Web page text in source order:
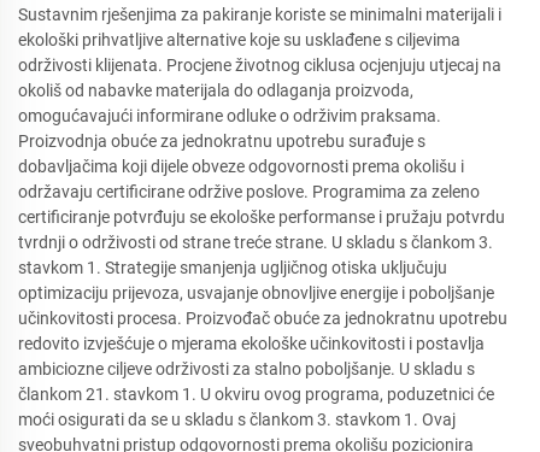
Sustavnim rješenjima za pakiranje koriste se minimalni materijali i
ekološki prihvatljive alternative koje su usklađene s ciljevima
održivosti klijenata. Procjene životnog ciklusa ocjenjuju utjecaj na
okoliš od nabavke materijala do odlaganja proizvoda,
omogućavajući informirane odluke o održivim praksama.
Proizvodnja obuće za jednokratnu upotrebu surađuje s
dobavljačima koji dijele obveze odgovornosti prema okolišu i
održavaju certificirane održive poslove. Programima za zeleno
certificiranje potvrđuju se ekološke performanse i pružaju potvrdu
tvrdnji o održivosti od strane treće strane. U skladu s člankom 3.
stavkom 1. Strategije smanjenja ugljičnog otiska uključuju
optimizaciju prijevoza, usvajanje obnovljive energije i poboljšanje
učinkovitosti procesa. Proizvođač obuće za jednokratnu upotrebu
redovito izvješćuje o mjerama ekološke učinkovitosti i postavlja
ambiciozne ciljeve održivosti za stalno poboljšanje. U skladu s
člankom 21. stavkom 1. U okviru ovog programa, poduzetnici će
moći osigurati da se u skladu s člankom 3. stavkom 1. Ovaj
sveobuhvatni pristup odgovornosti prema okolišu pozicionira